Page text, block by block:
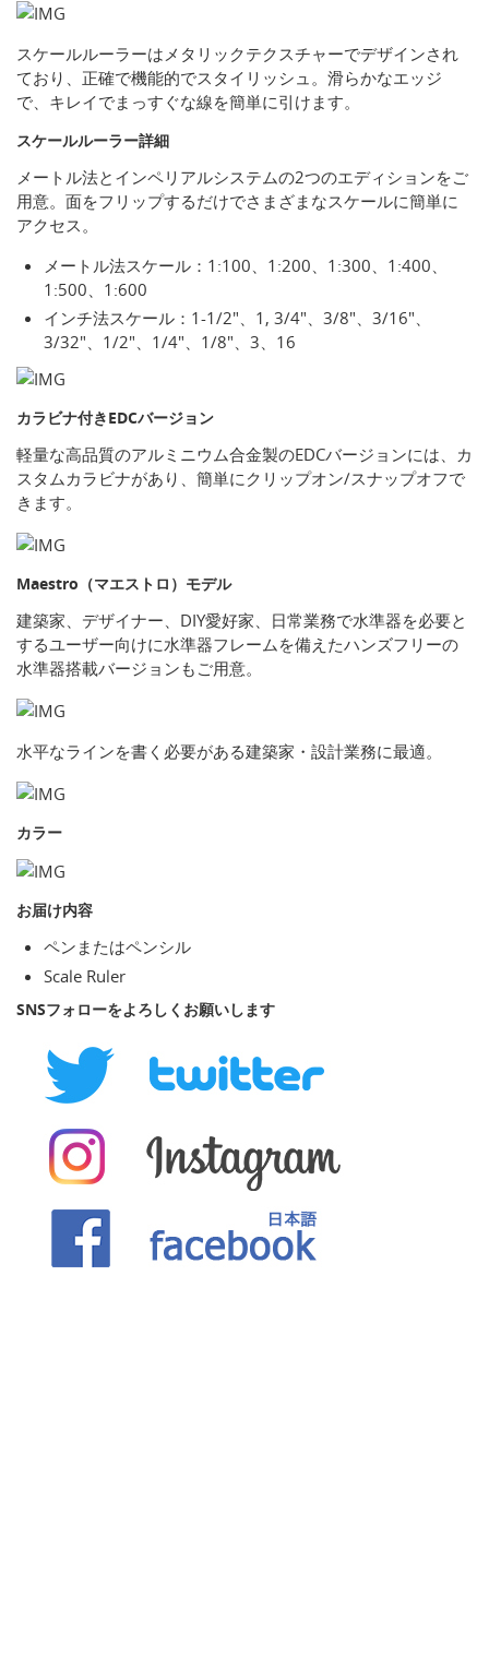
スケールルーラーはメタリックテクスチャーでデザインされ
ており、正確で機能的でスタイリッシュ。滑らかなエッジ
で、キレイでまっすぐな線を簡単に引けます。
スケールルーラー詳細
メートル法とインペリアルシステムの2つのエディションをご
用意。面をフリップするだけでさまざまなスケールに簡単に
アクセス。
メートル法スケール：1:100、1:200、1:300、1:400、
1:500、1:600
インチ法スケール：1-1/2"、1, 3/4"、3/8"、3/16"、
3/32"、1/2"、1/4"、1/8"、3、16
カラビナ付きEDCバージョン
軽量な高品質のアルミニウム合金製のEDCバージョンには、カ
スタムカラビナがあり、簡単にクリップオン/スナップオフで
きます。
Maestro（マエストロ）モデル
建築家、デザイナー、DIY愛好家、日常業務で水準器を必要と
するユーザー向けに水準器フレームを備えたハンズフリーの
水準器搭載バージョンもご用意。
水平なラインを書く必要がある建築家・設計業務に最適。
カラー
お届け内容
ペンまたはペンシル
Scale Ruler
SNSフォローをよろしくお願いします